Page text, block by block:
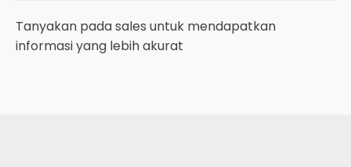
Tanyakan pada sales untuk mendapatkan
informasi yang lebih akurat